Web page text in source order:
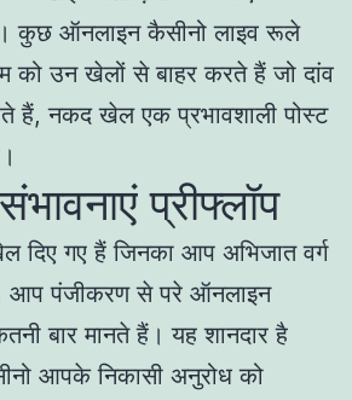
कुछ ऑनलाइन कैसीनो लाइव रूले
को उन खेलों से बाहर करते हैं जो दांव
हैं, नकद खेल एक प्रभावशाली पोस्ट
प्रीफ्लॉप
दिए गए हैं जिनका आप अभिजात वर्ग
पंजीकरण से परे ऑनलाइन
बार मानते हैं। यह शानदार है
आपके निकासी अनुरोध को